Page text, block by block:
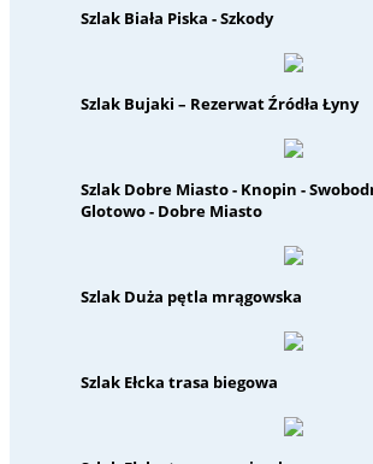
Szlak Biała Piska - Szkody
Szlak Bujaki – Rezerwat Źródła Łyny
Szlak Dobre Miasto - Knopin -
Glotowo - Dobre Miasto
Szlak Duża pętla mrągowska
Szlak Ełcka trasa biegowa